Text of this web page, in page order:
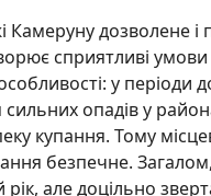
дозволене і
сприятливі
у
опадів у
купання. Тому
безпечне.
але доцільно